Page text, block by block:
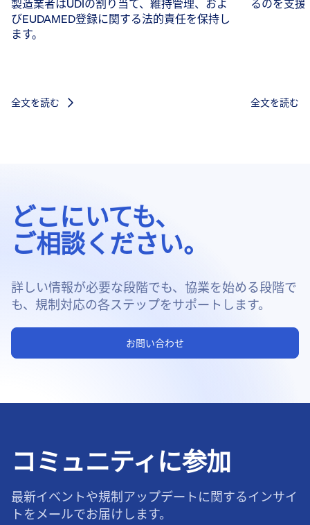
製造業者はUDIの割り当て、維持管理、およ
びEUDAMED登録に関する法的責任を保持し
ます。
全文を読む
るのを支援
全文を読む
どこにいても、
ご相談ください。
詳しい情報が必要な段階でも、協業を始める段階で
も、規制対応の各ステップをサポートします。
お問い合わせ
コミュニティに参加
最新イベントや規制アップデートに関するインサイ
トをメールでお届けします。